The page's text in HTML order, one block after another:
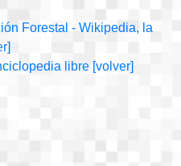
Forestal - Wikipedia, la
libre [volver]